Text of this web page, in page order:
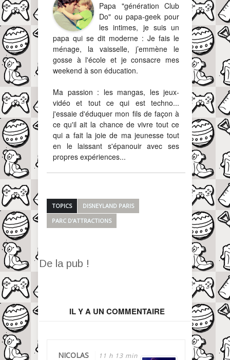
Papa "génération Club
Do" ou papa-geek pour
les intimes, je suis un
papa qui se dit moderne : Je fais le
ménage, la vaisselle, j’emmène le
gosse à l'école et je consacre mes
weekend à son éducation.
Ma passion : les mangas, les jeux-
vidéo et tout ce qui est techno...
j'essaie d'éduquer mon fils de façon à
ce qu'il ait la chance de vivre tout ce
qui a fait la joie de ma jeunesse tout
en le laissant s'épanouir avec ses
propres expériences...
TOPICS
DISNEYLAND PARIS
PARC D'ATTRACTIONS
De la pub !
IL Y A UN COMMENTAIRE
NICOLAS 11 h 13 min